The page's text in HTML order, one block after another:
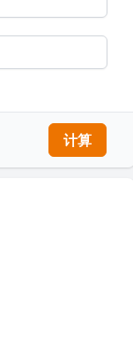
计算